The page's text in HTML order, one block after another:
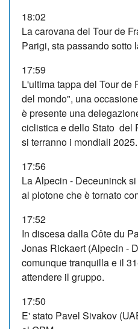
18:02
La carovana del Tour de
Parigi, sta passando sotto
17:59
L'ultima tappa del Tour de
del mondo", una
è presente una
ciclistica e dello Stato del
si terranno i mondiali 2025.
17:56
La Alpecin - Deceuninck
al plotone che è tornato
17:52
In discesa dalla Côte du
Jonas Rickaert (Alpecin -
comunque tranquilla e il
attendere il gruppo.
17:50
E' stato Pavel Sivakov